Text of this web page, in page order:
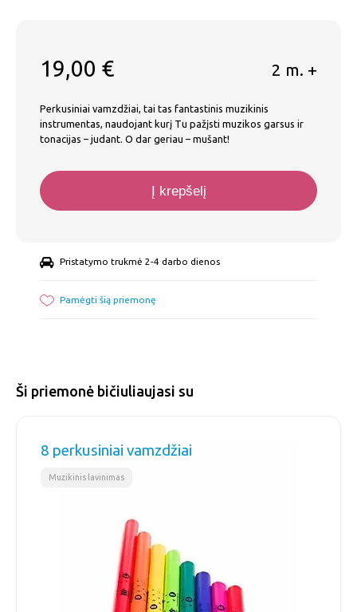
19,00 € 2 m. +
Perkusiniai vamzdžiai, tai tas fantastinis muzikinis
instrumentas, naudojant kurį Tu pažįsti muzikos garsus ir
tonacijas – judant. O dar geriau – mušant!
Į krepšelį
Pristatymo trukmė 2-4 darbo dienos
Pamėgti šią priemonę
Ši priemonė bičiuliaujasi su
8 perkusiniai vamzdžiai
Muzikinis lavinimas